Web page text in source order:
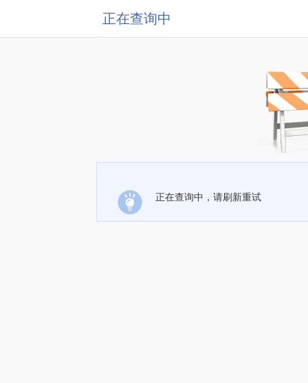
正在查询中
正在查询中，请刷新重试